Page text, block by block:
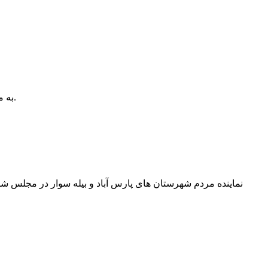
به مناسبت پنجم مرداد، سالروز اقامه اولین نمازجمعه تهران، اعضای شورای فرهنگ عمومی پارس آباد با مام جمعه این شهر مرزی دیدار کردند.